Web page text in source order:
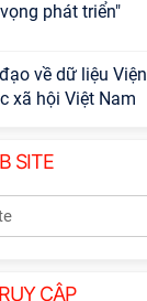
phát triển"
về dữ liệu Viện
xã hội Việt Nam
kỷ nguyên mới:
lược và lựa chọn
SITE
CẬP